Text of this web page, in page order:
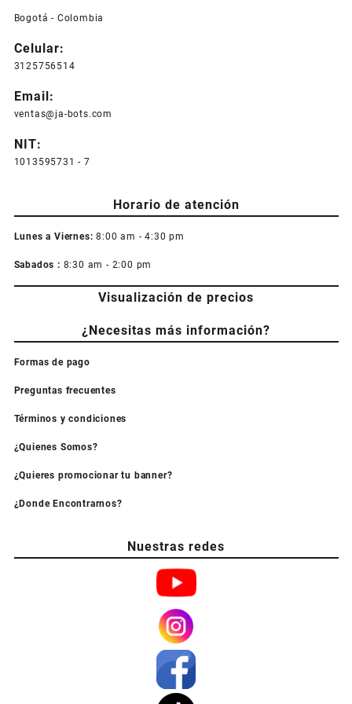
Bogotá - Colombia
Celular:
3125756514
Email:
ventas@ja-bots.com
NIT:
1013595731 - 7
Horario de atención
Lunes a Viernes: 8:00 am - 4:30 pm
Sabados : 8:30 am - 2:00 pm
Visualización de precios
¿Necesitas más información?
Formas de pago
Preguntas frecuentes
Términos y condiciones
¿Quienes Somos?
¿Quieres promocionar tu banner?
¿Donde Encontrarnos?
Nuestras redes